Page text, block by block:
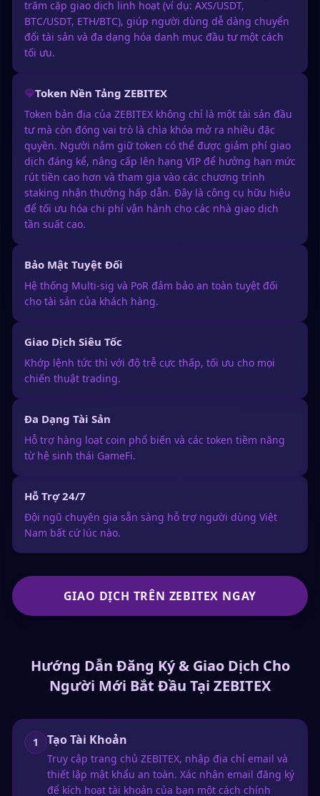
trăm cặp giao dịch linh hoạt (ví dụ: AXS/USDT,
BTC/USDT, ETH/BTC), giúp người dùng dễ dàng chuyển
đổi tài sản và đa dạng hóa danh mục đầu tư một cách
tối ưu.
Token Nền Tảng ZEBITEX
Token bản địa của ZEBITEX không chỉ là một tài sản đầu
tư mà còn đóng vai trò là chìa khóa mở ra nhiều đặc
quyền. Người nắm giữ token có thể được giảm phí giao
dịch đáng kể, nâng cấp lên hạng VIP để hưởng hạn mức
rút tiền cao hơn và tham gia vào các chương trình
staking nhận thưởng hấp dẫn. Đây là công cụ hữu hiệu
để tối ưu hóa chi phí vận hành cho các nhà giao dịch
tần suất cao.
Bảo Mật Tuyệt Đối
Hệ thống Multi-sig và PoR đảm bảo an toàn tuyệt đối
cho tài sản của khách hàng.
Giao Dịch Siêu Tốc
Khớp lệnh tức thì với độ trễ cực thấp, tối ưu cho mọi
chiến thuật trading.
Đa Dạng Tài Sản
Hỗ trợ hàng loạt coin phổ biến và các token tiềm năng
từ hệ sinh thái GameFi.
Hỗ Trợ 24/7
Đội ngũ chuyên gia sẵn sàng hỗ trợ người dùng Việt
Nam bất cứ lúc nào.
GIAO DỊCH TRÊN ZEBITEX NGAY
Hướng Dẫn Đăng Ký & Giao Dịch Cho
Người Mới Bắt Đầu Tại ZEBITEX
1 Tạo Tài Khoản
Truy cập trang chủ ZEBITEX, nhập địa chỉ email và
thiết lập mật khẩu an toàn. Xác nhận email đăng ký
để kích hoạt tài khoản của bạn một cách chính